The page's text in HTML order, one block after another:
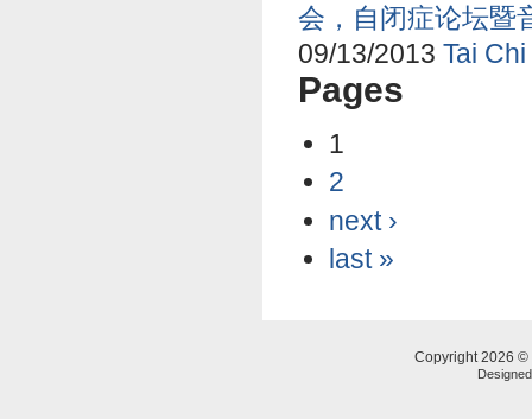
会，自闭症论坛暨
09/13/2013 Tai
Pages
1
2
next ›
last »
Copyright 2026 ©